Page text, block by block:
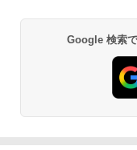
Google 検索